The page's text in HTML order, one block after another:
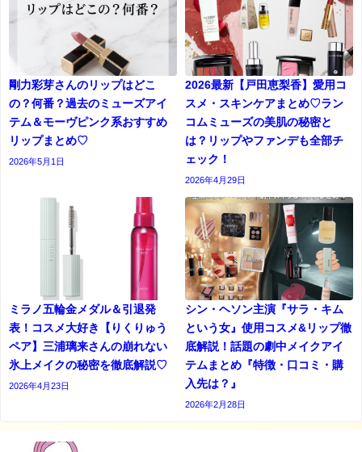
剛力彩芽さんのリップはどこ
の？何番？過去のミューズアイ
テム＆モーヴピンク系おすすめ
リップまとめ♡
2026年5月1日
2026最新【戸田恵梨香】愛用コ
スメ・スキンケアまとめ♡ラン
コムミューズの美肌の秘密と
は？リップやファンデも全部チ
ェック！
2026年4月29日
ミラノ五輪金メダル＆引退発
表！コスメ大好き【りくりゅう
ペア】三浦璃来さんの崩れない
氷上メイクの秘密を徹底解説♡
2026年4月23日
シン・ヘソン主演『サラ・キム
という女』使用コスメ&リップ徹
底解説！話題の劇中メイクアイ
テムまとめ『特徴・口コミ・購
入先は？』
2026年2月28日